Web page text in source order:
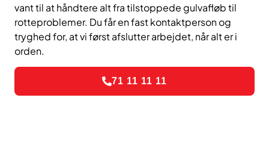
vant til at håndtere alt fra tilstoppede gulvafløb til
rotteproblemer. Du får en fast kontaktperson og
tryghed for, at vi først afslutter arbejdet, når alt er i
orden.
71 11 11 11